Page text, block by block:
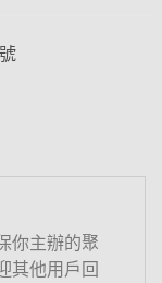
你主辦的聚
其他用戶回